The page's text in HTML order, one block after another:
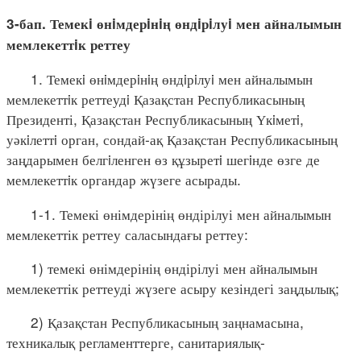
3-бап. Темекi өнiмдерiнiң өндiрiлуi мен айналымын
мемлекеттiк реттеу
1. Темекi өнiмдерiнiң өндiрiлуi мен айналымын
мемлекеттiк реттеудi Қазақстан Республикасының
Президенті, Қазақстан Республикасының Үкiметi,
уәкiлеттi орган, сондай-ақ Қазақстан Республикасының
заңдарымен белгiленген өз құзыретi шегiнде өзге де
мемлекеттiк органдар жүзеге асырады.
1-1. Темекі өнімдерінің өндірілуі мен айналымын
мемлекеттік реттеу саласындағы реттеу:
1) темекі өнімдерінің өндірілуі мен айналымын
мемлекеттік реттеуді жүзеге асыру кезіндегі заңдылық;
2) Қазақстан Республикасының заңнамасына,
техникалық регламенттерге, санитариялық-